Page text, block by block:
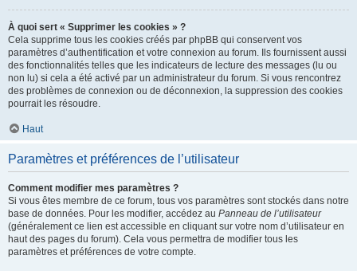
À quoi sert « Supprimer les cookies » ?
Cela supprime tous les cookies créés par phpBB qui conservent vos
paramètres d’authentification et votre connexion au forum. Ils fournissent aussi
des fonctionnalités telles que les indicateurs de lecture des messages (lu ou
non lu) si cela a été activé par un administrateur du forum. Si vous rencontrez
des problèmes de connexion ou de déconnexion, la suppression des cookies
pourrait les résoudre.
Haut
Paramètres et préférences de l’utilisateur
Comment modifier mes paramètres ?
Si vous êtes membre de ce forum, tous vos paramètres sont stockés dans notre
base de données. Pour les modifier, accédez au Panneau de l’utilisateur
(généralement ce lien est accessible en cliquant sur votre nom d’utilisateur en
haut des pages du forum). Cela vous permettra de modifier tous les
paramètres et préférences de votre compte.